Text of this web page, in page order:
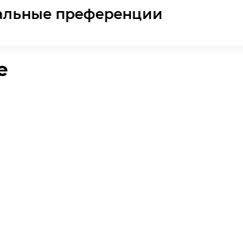
преференции